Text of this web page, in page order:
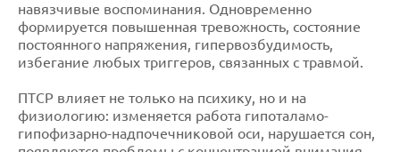
навязчивые воспоминания. Одновременно
формируется повышенная тревожность, состояние
постоянного напряжения, гипервозбудимость,
избегание любых триггеров, связанных с травмой.
ПТСР влияет не только на психику, но и на
физиологию: изменяется работа гипоталамо-
гипофизарно-надпочечниковой оси, нарушается сон,